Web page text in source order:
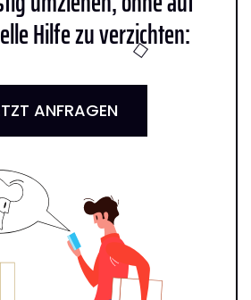
Hilfe zu verzichten:
ANFRAGEN